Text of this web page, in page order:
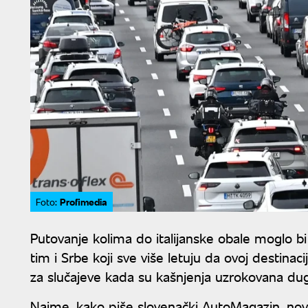
Foto: Profimedia
Putovanje kolima do italijanske obale moglo
tim i Srbe koji sve više letuju da ovoj
za slučajeve kada su kašnjenja uzrokovana